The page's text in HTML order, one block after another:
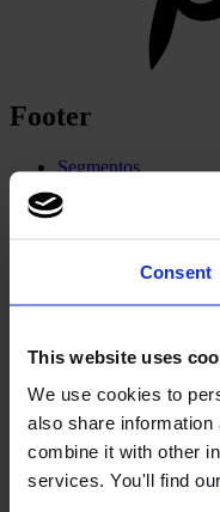
Consent
This website uses
We use cookies to
also share
combine it with other
services. You'll find our
Footer
Segmentos
Moqueta modular
Grupo de
Soportes
LVT
Luxury Vinyl
LVT collections